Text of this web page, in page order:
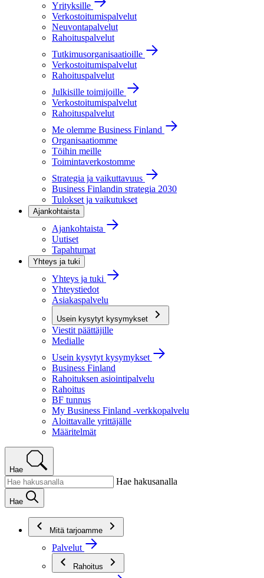
Yrityksille
Verkostoitumispalvelut
Neuvontapalvelut
Rahoituspalvelut
Tutkimusorganisaatioille
Verkostoitumispalvelut
Rahoituspalvelut
Julkisille toimijoille
Verkostoitumispalvelut
Rahoituspalvelut
Me olemme Business Finland
Organisaatiomme
Töihin meille
Toimintaverkostomme
Strategia ja vaikuttavuus
Business Finlandin strategia 2030
Tulokset ja vaikutukset
Ajankohtaista
Ajankohtaista
Uutiset
Tapahtumat
Yhteys ja tuki
Yhteys ja tuki
Yhteystiedot
Asiakaspalvelu
Usein kysytyt kysymykset
Viestit päättäjille
Medialle
Usein kysytyt kysymykset
Business Finland
Rahoituksen asiointipalvelu
Rahoitus
BF tunnus
My Business Finland -verkkopalvelu
Aloittavalle yrittäjälle
Määritelmät
Hae
Hae hakusanalla
Hae
Mitä tarjoamme
Palvelut
Rahoitus